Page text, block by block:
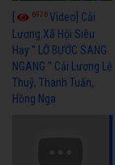
6976Video] Cải
Lương Xã Hội Siêu
Hay " LỠ BƯỚC SANG
NGANG " Cải Lương Lệ
Thuỷ, Thanh Tuấn,
Hồng Nga